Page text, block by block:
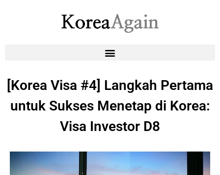
[Korea Visa #4] Langkah Pertama
untuk Sukses Menetap di Korea:
Visa Investor D8